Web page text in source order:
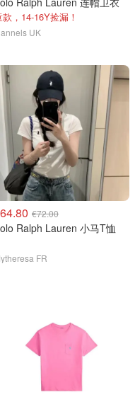
款，14-16Y捡漏！
UK
€72.00
Ralph Lauren 小马T恤
FR